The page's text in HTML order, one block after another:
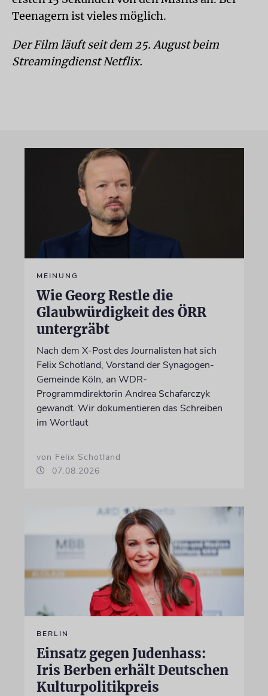
Teenagern ist vieles möglich.
Der Film läuft seit dem 25. August beim
Streamingdienst Netflix.
MEINUNG
Wie Georg Restle die
Glaubwürdigkeit des ÖRR
untergräbt
Nach dem X-Post des Journalisten hat sich
Felix Schotland, Vorstand der Synagogen-
Gemeinde Köln, an WDR-
Programmdirektorin Andrea Schafarczyk
gewandt. Wir dokumentieren das Schreiben
im Wortlaut
von Felix Schotland
07.08.2026
BERLIN
Einsatz gegen Judenhass:
Iris Berben erhält Deutschen
Kulturpolitikpreis